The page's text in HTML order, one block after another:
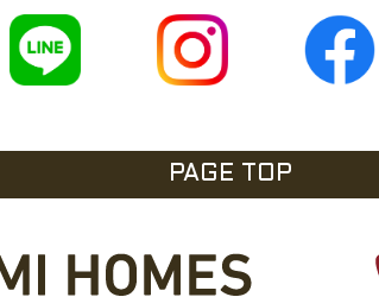
PAGE TOP